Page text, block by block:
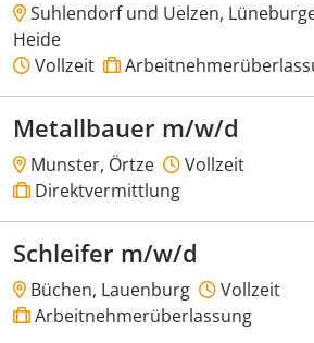
Suhlendorf und Uelzen,
Heide
Vollzeit
Metallbauer m/w/d
Munster, Örtze
Vollzeit
Direktvermittlung
Schleifer m/w/d
Büchen, Lauenburg
Vollzeit
Arbeitnehmerüberlassung